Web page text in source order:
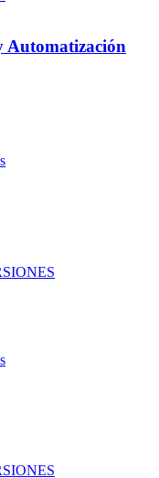
Automatización